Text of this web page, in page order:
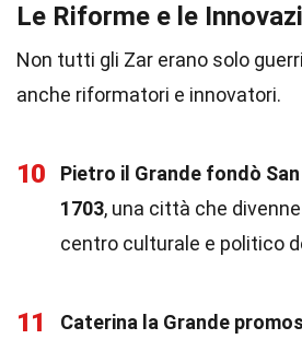
Le Riforme e le
Non tutti gli Zar erano solo
anche riformatori e innovatori.
10
Pietro il Grande fondò
1703, una città che
centro culturale e politico
11
Caterina la Grande